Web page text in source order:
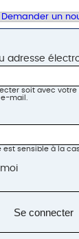
actif)
Demander un
adresse
soit avec
mail.
est sensible à la